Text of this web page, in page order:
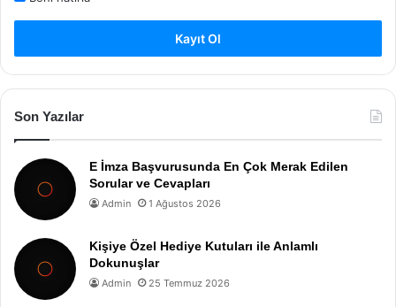
Kayıt Ol
Son Yazılar
E İmza Başvurusunda En Çok Merak Edilen
Sorular ve Cevapları
Admin 1 Ağustos 2026
Kişiye Özel Hediye Kutuları ile Anlamlı
Dokunuşlar
Admin 25 Temmuz 2026